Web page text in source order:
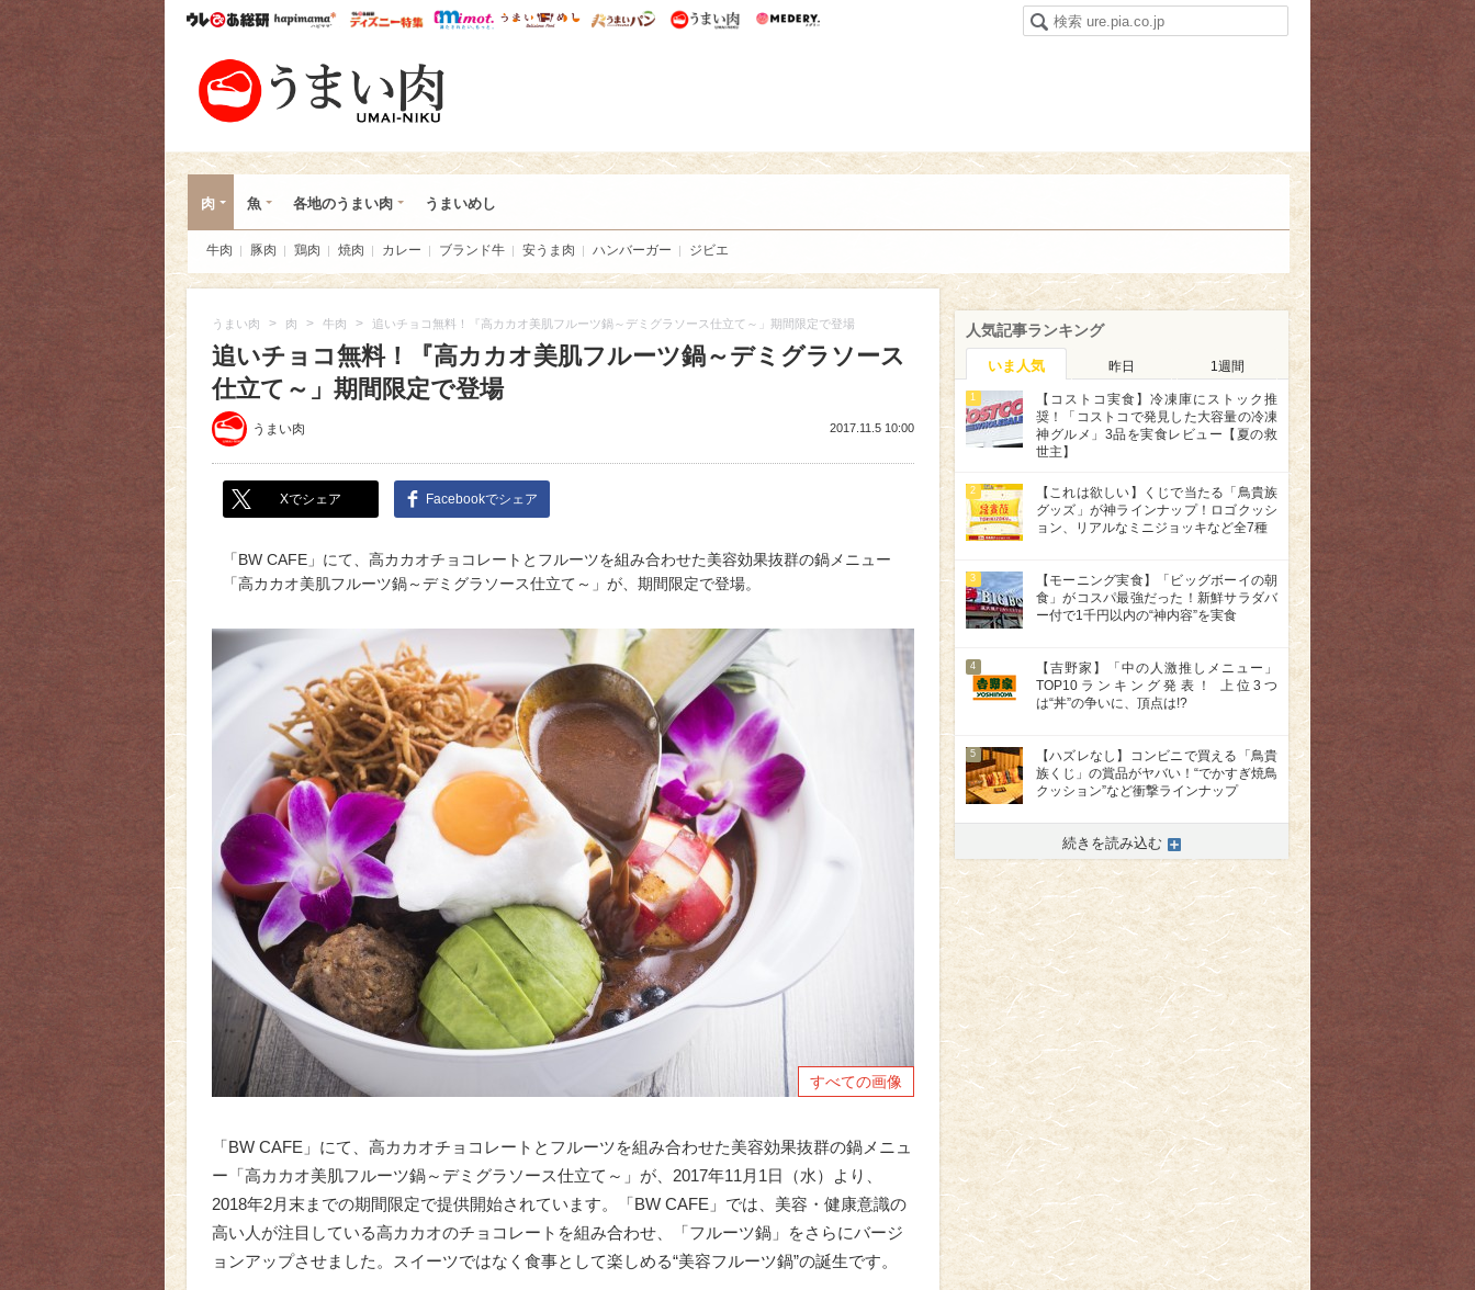
ウレぴあ総研ハピママ* ウレぴあ総研 ディズニー特集
mimot. うまいめし うまいパン うまい肉
肉 魚 各地のうまい肉 うまいめし
牛肉 豚肉 鶏肉 焼肉 カレー ブランド牛 安うま肉 ハンバーガー ジビエ
うまい肉 > 肉 > 牛肉 > 追いチョコ無料！『高カカオ美肌フルーツ鍋～デミグラソース仕立て～」期間限定で登場
追いチョコ無料！『高カカオ美肌フルーツ鍋～デミグラソース
仕立て～」期間限定で登場
うまい肉 2017.11.5 10:00
Xでシェア Facebookでシェア
「BW CAFE」にて、高カカオチョコレートとフルーツを組み合わせた美容効果抜群の鍋メニュー
「高カカオ美肌フルーツ鍋～デミグラソース仕立て～」が、期間限定で登場。
すべての画像
「BW CAFE」にて、高カカオチョコレートとフルーツを組み合わせた美容効果抜群の鍋メニュ
ー「高カカオ美肌フルーツ鍋～デミグラソース仕立て～」が、2017年11月1日（水）より、
2018年2月末までの期間限定で提供開始されています。「BW CAFE」では、美容・健康意識の
高い人が注目している高カカオのチョコレートを組み合わせ、「フルーツ鍋」をさらにバージ
ョンアップさせました。スイーツではなく食事として楽しめる“美容フルーツ鍋”の誕生です。
人気記事ランキング
いま人気 昨日 1週間
1
【コストコ実食】冷凍庫にストック推
奨！「コストコで発見した大容量の冷凍
神グルメ」3品を実食レビュー【夏の救
世主】
2
【これは欲しい】くじで当たる「鳥貴族
グッズ」が神ラインナップ！ロゴクッシ
ョン、リアルなミニジョッキなど全7種
3
【モーニング実食】「ビッグボーイの朝
食」がコスパ最強だった！新鮮サラダバ
ー付で1千円以内の“神内容”を実食
4
【吉野家】「中の人激推しメニュー」
TOP10ランキング発表！ 上位3つ
は“丼”の争いに、頂点は!?
5
【ハズレなし】コンビニで買える「鳥貴
族くじ」の賞品がヤバい！“でかすぎ焼鳥
クッション”など衝撃ラインナップ
続きを読み込む